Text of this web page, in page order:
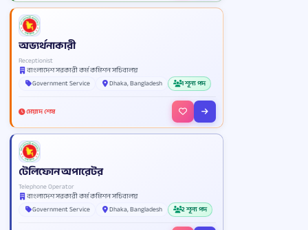
অভ্যর্থনাকারী
Receptionist
বাংলাদেশ সরকারী কর্ম কমিশন সচিবালয়
Government Service
Dhaka, Bangladesh 1 শূন্য পদ
মেয়াদ শেষ
টেলিফোন অপারেটর
Telephone Operator
বাংলাদেশ সরকারী কর্ম কমিশন সচিবালয়
Government Service
Dhaka, Bangladesh 2 শূন্য পদ